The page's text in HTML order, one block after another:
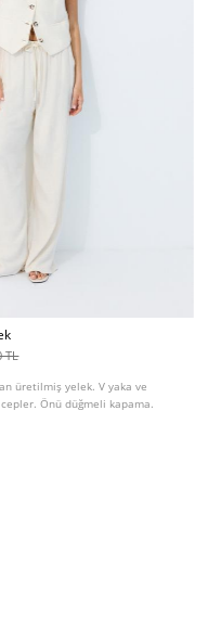
TL
üretilmiş yelek. V yaka ve
Önü düğmeli kapama.